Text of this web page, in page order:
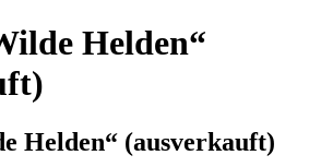
Helden“
Helden“ (ausverkauft)